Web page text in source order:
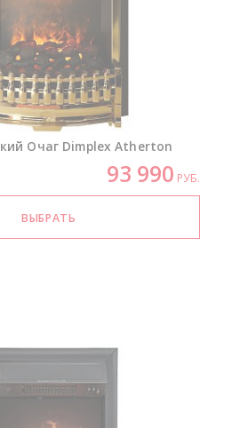
Очаг Dimplex Atherton
93 990 РУБ.